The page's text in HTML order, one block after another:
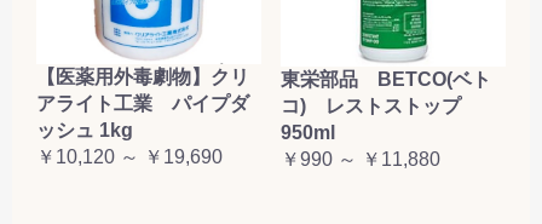
【医薬用外毒劇物】クリ
アライト工業 パイプダ
ッシュ 1kg
￥10,120 ～ ￥19,690
東栄部品 BETCO(ベト
コ) レストストップ
950ml
￥990 ～ ￥11,880